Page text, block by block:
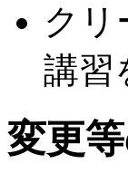
クリ
講習
変更